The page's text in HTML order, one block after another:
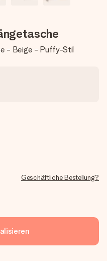
- Beige - Puffy-Stil
Geschäftliche Bestellung?